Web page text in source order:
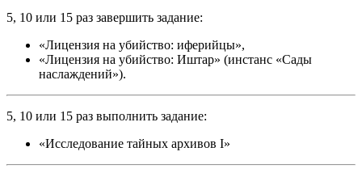
5, 10 или 15 раз завершить задание:
«Лицензия на убийство: иферийцы»,
«Лицензия на убийство: Иштар» (инстанс «Сады
наслаждений»).
5, 10 или 15 раз выполнить задание:
«Исследование тайных архивов I»